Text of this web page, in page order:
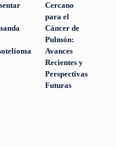
Cercano
para el
Cáncer de
Pulmón:
Avances
Recientes y
Perspectivas
Futuras